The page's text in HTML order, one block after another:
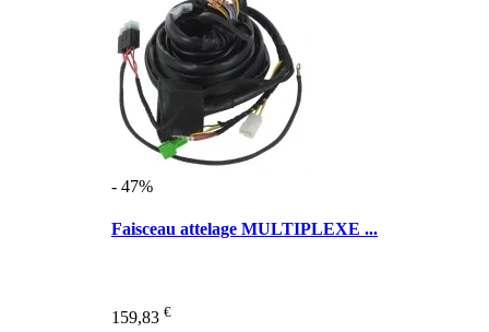
- 47%
Faisceau attelage MULTIPLEXE ...
159,83 €